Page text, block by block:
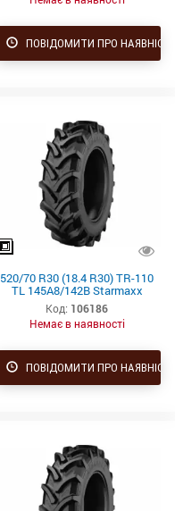
ПОВІДОМИТИ ПРО
520/70 R30 (18.4 R30) TR-110
TL 145A8/142B Starmaxx
Код: 106186
Немає в наявності
ПОВІДОМИТИ ПРО